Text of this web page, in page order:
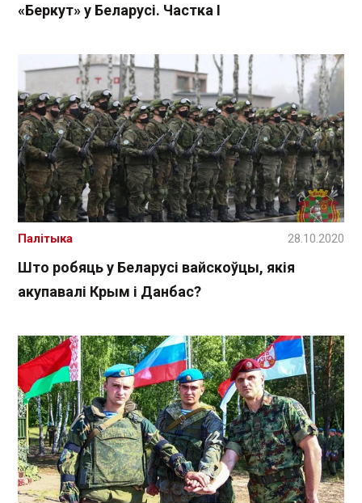
«Беркут» у Беларусі. Частка І
Што робяць у Беларусі вайскоўцы, якія
акупавалі Крым і Данбас?
Палітыка 28.10.2020